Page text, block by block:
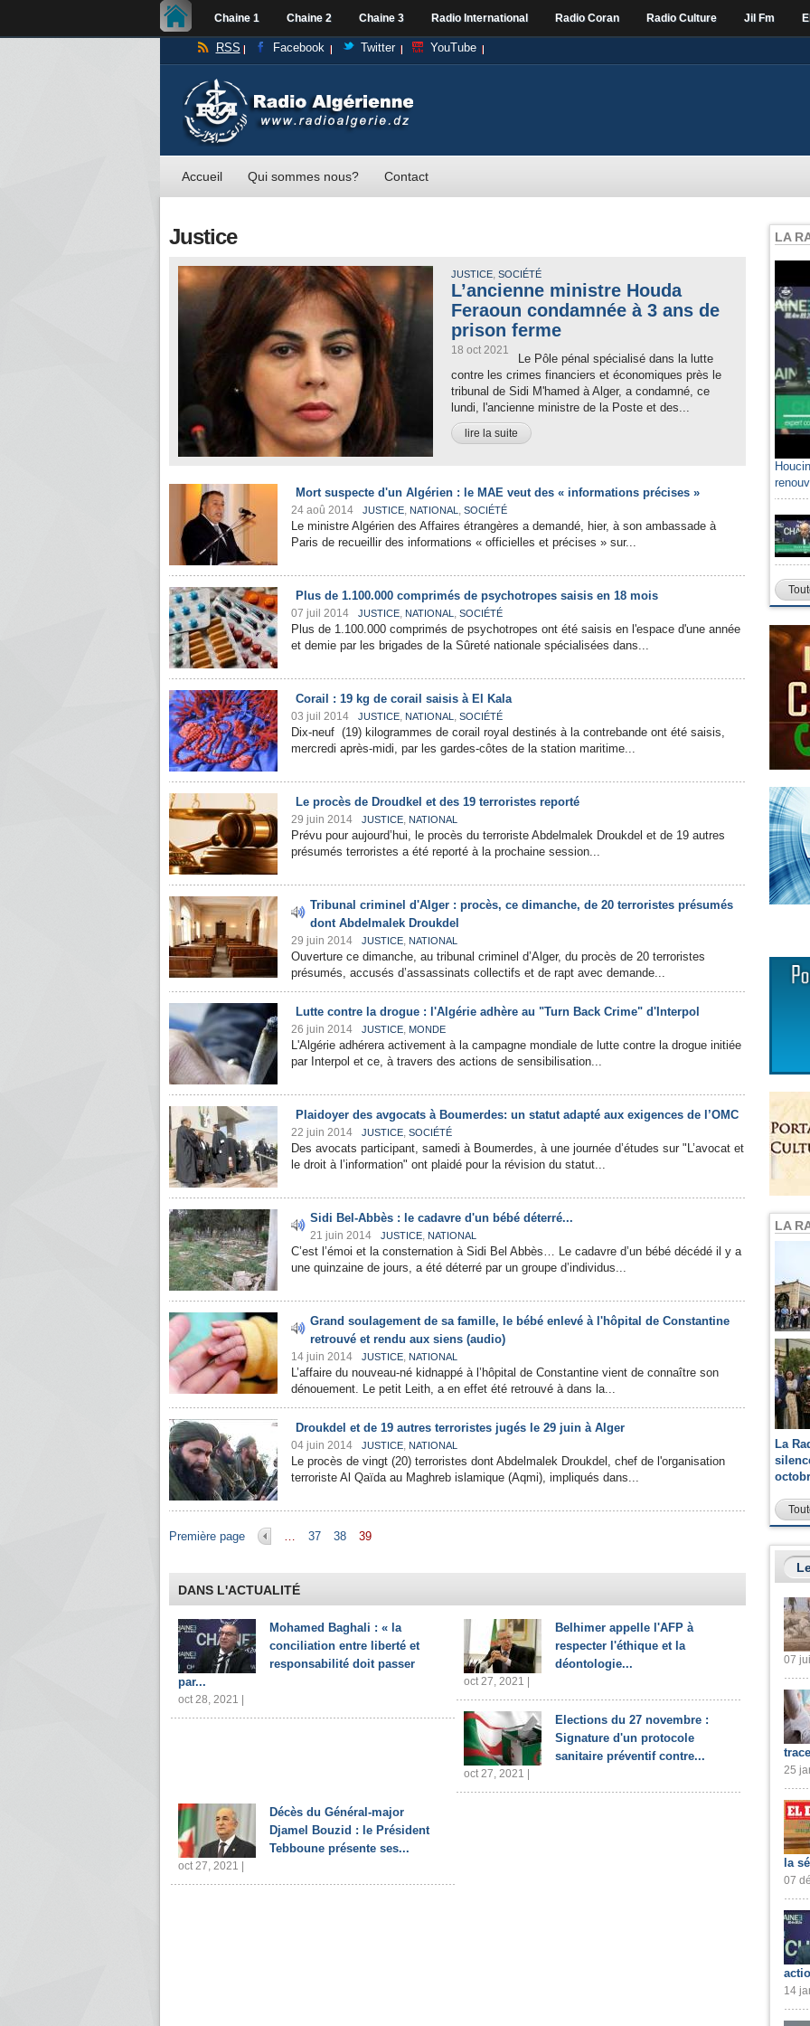
Chaine 1 Chaine 2 Chaine 3 Radio International Radio Coran Radio Culture Jil Fm
RSS Facebook Twitter YouTube
Accueil Qui sommes nous? Contact
Justice
JUSTICE, SOCIÉTÉ
L’ancienne ministre Houda
Feraoun condamnée à 3 ans de
prison ferme
18 oct 2021
Le Pôle pénal spécialisé dans la lutte
contre les crimes financiers et économiques près le
tribunal de Sidi M'hamed à Alger, a condamné, ce
lundi, l'ancienne ministre de la Poste et des...
lire la suite
Mort suspecte d'un Algérien : le MAE veut des « informations précises »
24 aoû 2014 JUSTICE, NATIONAL , SOCIÉTÉ
Le ministre Algérien des Affaires étrangères a demandé, hier, à son ambassade à
Paris de recueillir des informations « officielles et précises » sur...
Plus de 1.100.000 comprimés de psychotropes saisis en 18 mois
07 juil 2014 JUSTICE, NATIONAL , SOCIÉTÉ
Plus de 1.100.000 comprimés de psychotropes ont été saisis en l'espace d'une année
et demie par les brigades de la Sûreté nationale spécialisées dans...
Corail : 19 kg de corail saisis à El Kala
03 juil 2014 JUSTICE, NATIONAL , SOCIÉTÉ
Dix-neuf (19) kilogrammes de corail royal destinés à la contrebande ont été saisis,
mercredi après-midi, par les gardes-côtes de la station maritime...
Le procès de Droudkel et des 19 terroristes reporté
29 juin 2014 JUSTICE, NATIONAL
Prévu pour aujourd’hui, le procès du terroriste Abdelmalek Droukdel et de 19 autres
présumés terroristes a été reporté à la prochaine session...
Tribunal criminel d'Alger : procès, ce dimanche, de 20 terroristes présumés
dont Abdelmalek Droukdel
29 juin 2014 JUSTICE, NATIONAL
Ouverture ce dimanche, au tribunal criminel d’Alger, du procès de 20 terroristes
présumés, accusés d’assassinats collectifs et de rapt avec demande...
Lutte contre la drogue : l'Algérie adhère au "Turn Back Crime" d'Interpol
26 juin 2014 JUSTICE, MONDE
L'Algérie adhérera activement à la campagne mondiale de lutte contre la drogue initiée
par Interpol et ce, à travers des actions de sensibilisation...
Plaidoyer des avgocats à Boumerdes: un statut adapté aux exigences de l’OMC
22 juin 2014 JUSTICE, SOCIÉTÉ
Des avocats participant, samedi à Boumerdes, à une journée d’études sur "L’avocat et
le droit à l’information" ont plaidé pour la révision du statut...
Sidi Bel-Abbès : le cadavre d'un bébé déterré...
21 juin 2014 JUSTICE, NATIONAL
C’est l’émoi et la consternation à Sidi Bel Abbès… Le cadavre d’un bébé décédé il y a
une quinzaine de jours, a été déterré par un groupe d’individus...
Grand soulagement de sa famille, le bébé enlevé à l'hôpital de Constantine
retrouvé et rendu aux siens (audio)
14 juin 2014 JUSTICE, NATIONAL
L’affaire du nouveau-né kidnappé à l’hôpital de Constantine vient de connaître son
dénouement. Le petit Leith, a en effet été retrouvé à dans la...
Droukdel et de 19 autres terroristes jugés le 29 juin à Alger
04 juin 2014 JUSTICE, NATIONAL
Le procès de vingt (20) terroristes dont Abdelmalek Droukdel, chef de l'organisation
terroriste Al Qaïda au Maghreb islamique (Aqmi), impliqués dans...
Pages
Première page … 37 38 39
DANS L'ACTUALITÉ
Mohamed Baghali : « la
conciliation entre liberté et
responsabilité doit passer
par...
oct 28, 2021 |
Belhimer appelle l'AFP à
respecter l'éthique et la
déontologie...
oct 27, 2021 |
Elections du 27 novembre :
Signature d'un protocole
sanitaire préventif contre...
oct 27, 2021 |
Décès du Général-major
Djamel Bouzid : le Président
Tebboune présente ses...
oct 27, 2021 |
LA
Sami
LA
La
07
25
la
07
14